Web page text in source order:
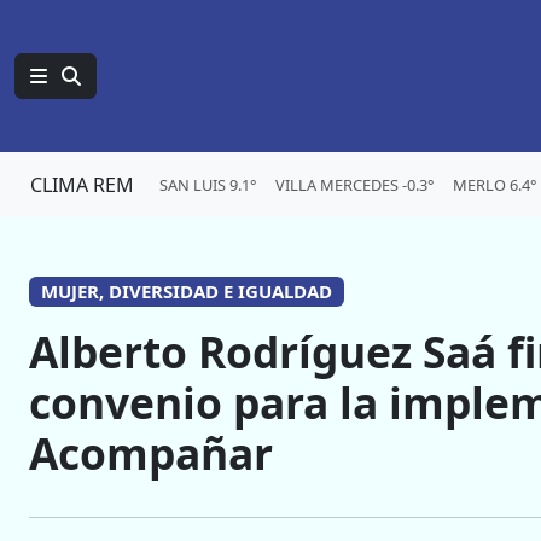
CLIMA REM SAN LUIS 9.1° VILLA MERCEDES -0.3° MERLO 6.4°
MUJER, DIVERSIDAD E IGUALDAD
Alberto Rodríguez Saá
convenio para la
Acompañar